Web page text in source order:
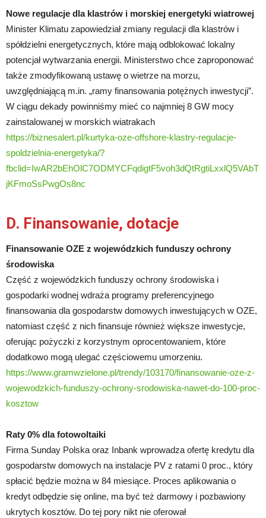
Nowe regulacje dla klastrów i morskiej energetyki wiatrowej
Minister Klimatu zapowiedział zmiany regulacji dla klastrów i
spółdzielni energetycznych, które mają odblokować lokalny
potencjał wytwarzania energii. Ministerstwo chce zaproponować
także zmodyfikowaną ustawę o wietrze na morzu,
uwzględniającą m.in. „ramy finansowania potężnych inwestycji”.
W ciągu dekady powinniśmy mieć co najmniej 8 GW mocy
zainstalowanej w morskich wiatrakach
https://biznesalert.pl/kurtyka-oze-offshore-klastry-regulacje-
spoldzielnia-energetyka/?
fbclid=IwAR2bEhOlC7ODMYCFqdigtF5voh3dQtRgtiLxxlQ5VAbT
jKFmoSsPwgOs8nc
D. Finansowanie, dotacje
Finansowanie OZE z wojewódzkich funduszy ochrony
środowiska
Część z wojewódzkich funduszy ochrony środowiska i
gospodarki wodnej wdraża programy preferencyjnego
finansowania dla gospodarstw domowych inwestujących w OZE,
natomiast część z nich finansuje również większe inwestycje,
oferując pożyczki z korzystnym oprocentowaniem, które
dodatkowo mogą ulegać częściowemu umorzeniu.
https://www.gramwzielone.pl/trendy/103170/finansowanie-oze-z-
wojewodzkich-funduszy-ochrony-srodowiska-nawet-do-100-proc-
kosztow
Raty 0% dla fotowoltaiki
Firma Sunday Polska oraz Inbank wprowadza ofertę kredytu dla
gospodarstw domowych na instalacje PV z ratami 0 proc., który
spłacić będzie można w 84 miesiące. Proces aplikowania o
kredyt odbędzie się online, ma być też darmowy i pozbawiony
ukrytych kosztów. Do tej pory nikt nie oferował